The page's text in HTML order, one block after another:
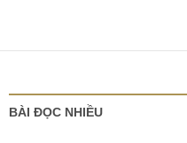
BÀI ĐỌC NHIỀU